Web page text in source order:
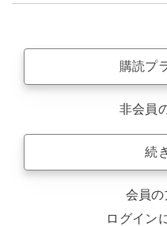
購読プ
非会員
続
会員の
ログイン